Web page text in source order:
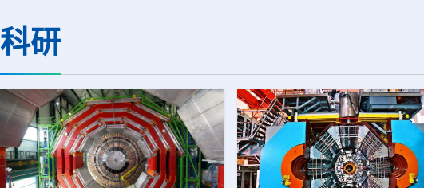
科表示，相关研发工作正由俄罗斯国
家原子能公司推进，并称该设备预计
核磁共振成像仪。该设备若按计划
完...
疗服务。根据介绍，诊所服务范围包
括成人及...
科研